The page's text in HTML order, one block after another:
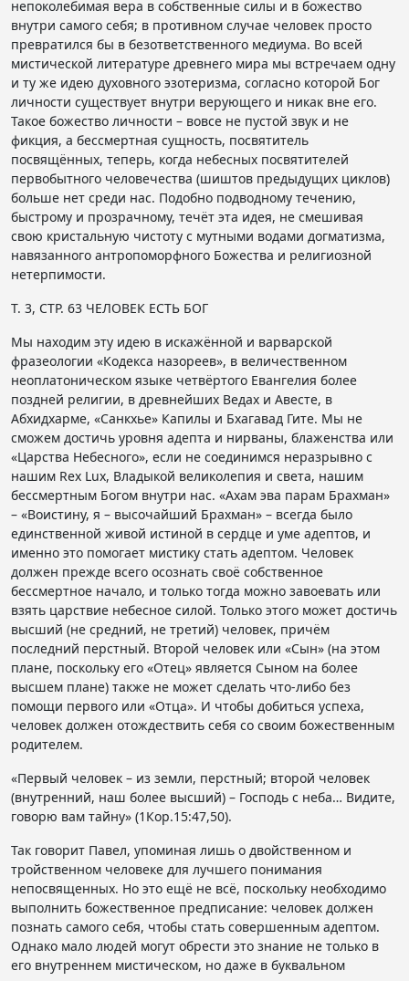
непоколебимая вера в собственные силы и в божество
внутри самого себя; в противном случае человек просто
превратился бы в безответственного медиума. Во всей
мистической литературе древнего мира мы встречаем одну
и ту же идею духовного эзотеризма, согласно которой Бог
личности существует внутри верующего и никак вне его.
Такое божество личности – вовсе не пустой звук и не
фикция, а бессмертная сущность, посвятитель
посвящённых, теперь, когда небесных посвятителей
первобытного человечества (шиштов предыдущих циклов)
больше нет среди нас. Подобно подводному течению,
быстрому и прозрачному, течёт эта идея, не смешивая
свою кристальную чистоту с мутными водами догматизма,
навязанного антропоморфного Божества и религиозной
нетерпимости.
Т. 3, СТР. 63 ЧЕЛОВЕК ЕСТЬ БОГ
Мы находим эту идею в искажённой и варварской
фразеологии «Кодекса назореев», в величественном
неоплатоническом языке четвёртого Евангелия более
поздней религии, в древнейших Ведах и Авесте, в
Абхидхарме, «Санкхье» Капилы и Бхагавад Гите. Мы не
сможем достичь уровня адепта и нирваны, блаженства или
«Царства Небесного», если не соединимся неразрывно с
нашим Rex Lux, Владыкой великолепия и света, нашим
бессмертным Богом внутри нас. «Ахам эва парам Брахман»
– «Воистину, я – высочайший Брахман» – всегда было
единственной живой истиной в сердце и уме адептов, и
именно это помогает мистику стать адептом. Человек
должен прежде всего осознать своё собственное
бессмертное начало, и только тогда можно завоевать или
взять царствие небесное силой. Только этого может достичь
высший (не средний, не третий) человек, причём
последний перстный. Второй человек или «Сын» (на этом
плане, поскольку его «Отец» является Сыном на более
высшем плане) также не может сделать что-либо без
помощи первого или «Отца». И чтобы добиться успеха,
человек должен отождествить себя со своим божественным
родителем.
«Первый человек – из земли, перстный; второй человек
(внутренний, наш более высший) – Господь с неба… Видите,
говорю вам тайну» (1Кор.15:47,50).
Так говорит Павел, упоминая лишь о двойственном и
тройственном человеке для лучшего понимания
непосвященных. Но это ещё не всё, поскольку необходимо
выполнить божественное предписание: человек должен
познать самого себя, чтобы стать совершенным адептом.
Однако мало людей могут обрести это знание не только в
его внутреннем мистическом, но даже в буквальном